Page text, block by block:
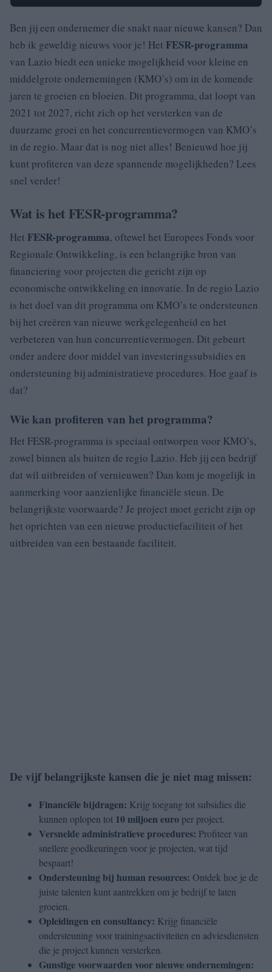
Ben jij een ondernemer die snakt naar nieuwe kansen? Dan
heb ik geweldig nieuws voor je! Het FESR-programma
van Lazio biedt een unieke mogelijkheid voor kleine en
middelgrote ondernemingen (KMO’s) om in de komende
jaren te groeien en bloeien. Dit programma, dat loopt van
2021 tot 2027, richt zich op het versterken van de
duurzame groei en het concurrentievermogen van KMO’s
in de regio. Maar dat is nog niet alles! Benieuwd hoe jij
kunt profiteren van deze spannende mogelijkheden? Lees
snel verder!
Wat is het FESR-programma?
Het FESR-programma, oftewel het Europees Fonds voor
Regionale Ontwikkeling, is een belangrijke bron van
financiering voor projecten die gericht zijn op
economische ontwikkeling en innovatie. In de regio Lazio
is het doel van dit programma om KMO’s te ondersteunen
bij het creëren van nieuwe werkgelegenheid en het
verbeteren van hun concurrentievermogen. Dit gebeurt
onder andere door middel van investeringssubsidies en
ondersteuning bij administratieve procedures. Hoe gaaf is
dat?
Wie kan profiteren van het programma?
Het FESR-programma is speciaal ontworpen voor KMO’s,
zowel binnen als buiten de regio Lazio. Heb jij een bedrijf
dat wil uitbreiden of vernieuwen? Dan kom je mogelijk in
aanmerking voor aanzienlijke financiële steun. De
belangrijkste voorwaarde? Je project moet gericht zijn op
het oprichten van een nieuwe productiefaciliteit of het
uitbreiden van een bestaande faciliteit.
De vijf belangrijkste kansen die je niet mag missen:
Financiële bijdragen: Krijg toegang tot subsidies die
kunnen oplopen tot 10 miljoen euro per project.
Versnelde administratieve procedures: Profiteer van
snellere goedkeuringen voor je projecten, wat tijd
bespaart!
Ondersteuning bij human resources: Ontdek hoe je de
juiste talenten kunt aantrekken om je bedrijf te laten
groeien.
Opleidingen en consultancy: Krijg financiële
ondersteuning voor trainingsactiviteiten en adviesdiensten
die je project kunnen versterken.
Gunstige voorwaarden voor nieuwe ondernemingen: